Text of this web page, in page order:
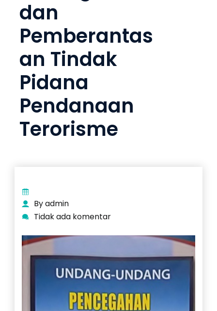
dan
Pemberantas
an Tindak
Pidana
Pendanaan
Terorisme
By admin
Tidak ada komentar